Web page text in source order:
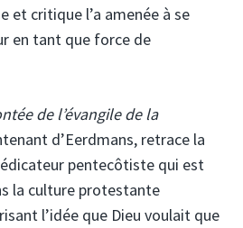
et critique l’a amenée à se
en tant que force de
de l’évangile de la
d’Eerdmans, retrace la
pentecôtiste qui est
la culture protestante
l’idée que Dieu voulait que